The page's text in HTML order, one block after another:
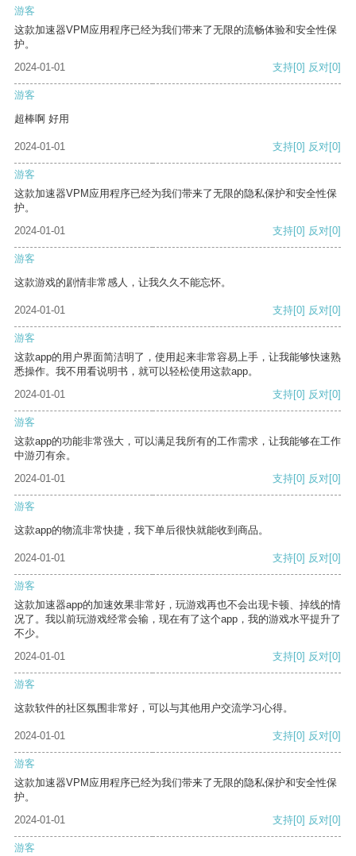
游客
这款加速器VPM应用程序已经为我们带来了无限的流畅体验和安全性保
护。
2024-01-01
支持[0] 反对[0]
游客
超棒啊 好用
2024-01-01 支持[0] 反对[0]
游客
这款加速器VPM应用程序已经为我们带来了无限的隐私保护和安全性保
护。
2024-01-01
支持[0] 反对[0]
游客
这款游戏的剧情非常感人，让我久久不能忘怀。
2024-01-01 支持[0] 反对[0]
游客
这款app的用户界面简洁明了，使用起来非常容易上手，让我能够快速熟
悉操作。我不用看说明书，就可以轻松使用这款app。
2024-01-01
支持[0] 反对[0]
游客
这款app的功能非常强大，可以满足我所有的工作需求，让我能够在工作
中游刃有余。
2024-01-01
支持[0] 反对[0]
游客
这款app的物流非常快捷，我下单后很快就能收到商品。
2024-01-01 支持[0] 反对[0]
游客
这款加速器app的加速效果非常好，玩游戏再也不会出现卡顿、掉线的情
况了。我以前玩游戏经常会输，现在有了这个app，我的游戏水平提升了
不少。
2024-01-01
支持[0] 反对[0]
游客
这款软件的社区氛围非常好，可以与其他用户交流学习心得。
2024-01-01 支持[0] 反对[0]
游客
这款加速器VPM应用程序已经为我们带来了无限的隐私保护和安全性保
护。
2024-01-01
支持[0] 反对[0]
游客